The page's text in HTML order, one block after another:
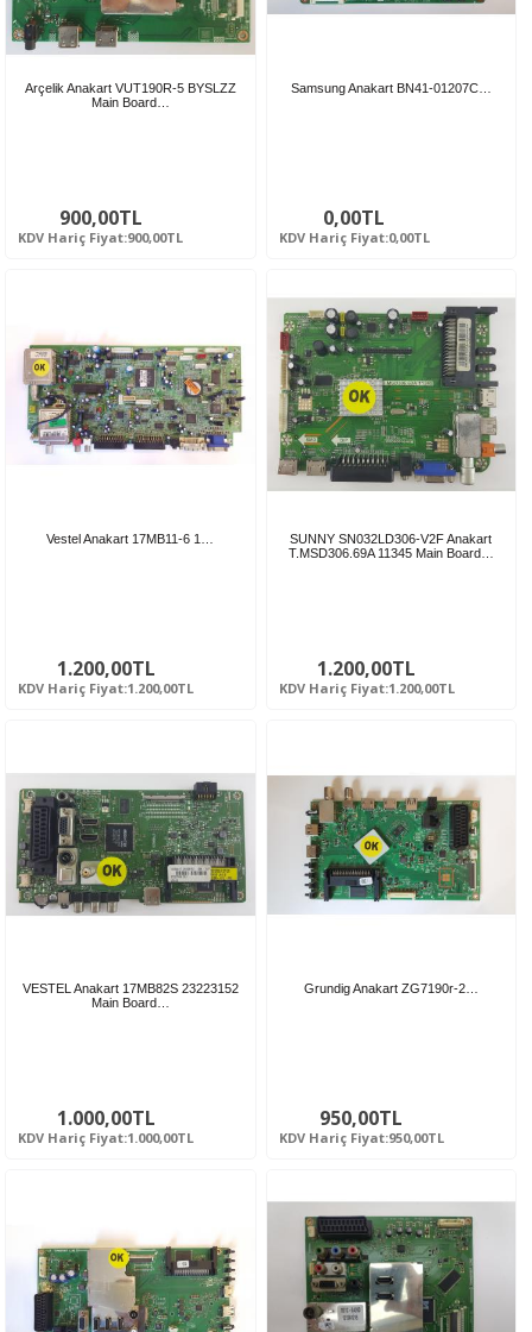
Arçelik Anakart VUT190R-5 BYSLZZ
Main Board…
900,00TL
KDV Hariç Fiyat:900,00TL
Samsung Anakart BN41-01207C…
0,00TL
KDV Hariç Fiyat:0,00TL
Vestel Anakart 17MB11-6 1…
1.200,00TL
KDV Hariç Fiyat:1.200,00TL
SUNNY SN032LD306-V2F Anakart
T.MSD306.69A 11345 Main Board…
1.200,00TL
KDV Hariç Fiyat:1.200,00TL
VESTEL Anakart 17MB82S 23223152
Main Board…
1.000,00TL
KDV Hariç Fiyat:1.000,00TL
Grundig Anakart ZG7190r-2…
950,00TL
KDV Hariç Fiyat:950,00TL